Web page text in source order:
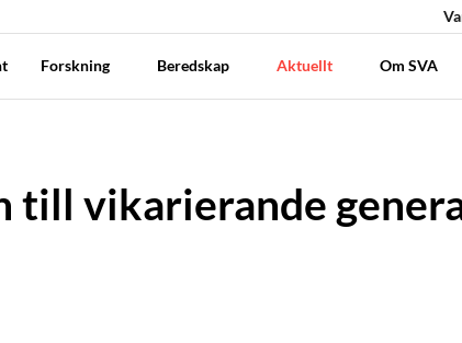
Forskning Beredskap Aktuellt Om SVA
till vikarierande